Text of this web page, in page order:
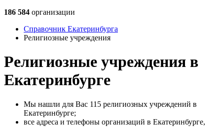
186 584 организации
Справочник Екатеринбурга
Религиозные учреждения
Религиозные учреждения в
Екатеринбурге
Мы нашли для Вас 115 религиозных учреждений в
Екатеринбурге;
все адреса и телефоны организаций в Екатеринбурге,